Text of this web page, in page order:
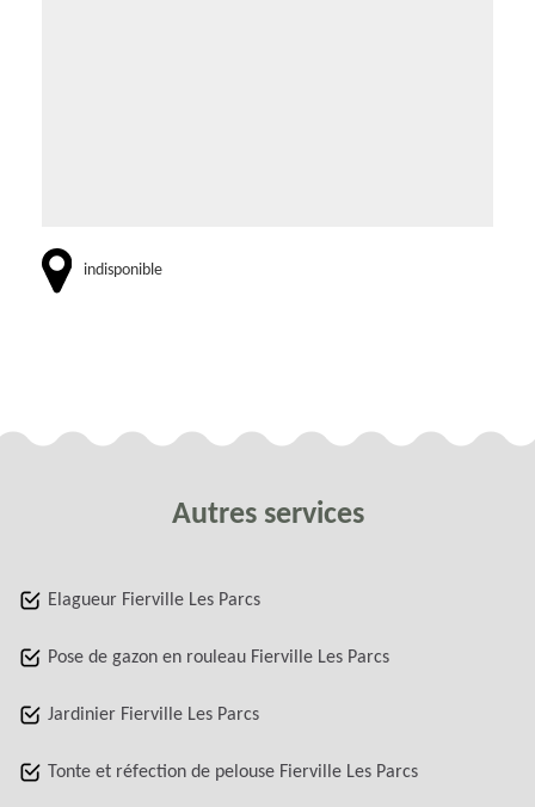
indisponible
Autres services
Elagueur Fierville Les Parcs
Pose de gazon en rouleau Fierville Les Parcs
Jardinier Fierville Les Parcs
Tonte et réfection de pelouse Fierville Les Parcs